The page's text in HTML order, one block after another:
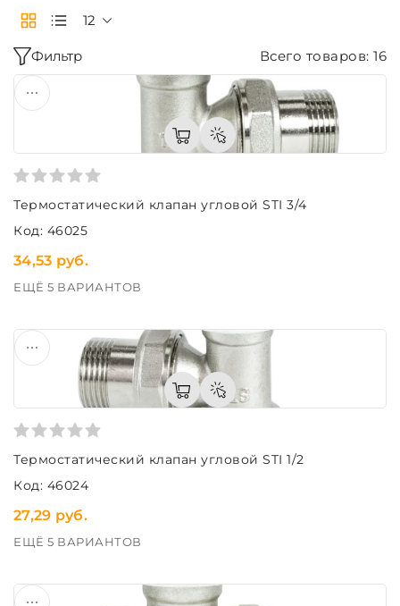
Фильтр Всего товаров: 16
12
Термостатический клапан угловой STI 3/4
Код: 46025
34,53 руб.
ЕЩЁ 5 ВАРИАНТОВ
Термостатический клапан угловой STI 1/2
Код: 46024
27,29 руб.
ЕЩЁ 5 ВАРИАНТОВ